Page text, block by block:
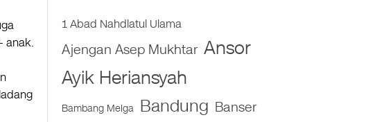
anak.
1 Abad Nahdlatul Ulama
Ajengan Asep Mukhtar Ansor
Ayik Heriansyah
Bambang Melga Bandung Banser